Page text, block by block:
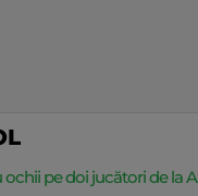
ochii pe doi jucători de la